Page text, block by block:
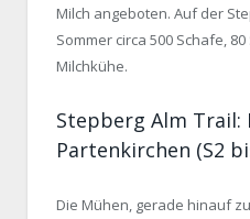
Milch angeboten. Auf der
Sommer circa 500 Schafe,
Milchkühe.
Stepberg Alm Trail:
Partenkirchen (S2
Die Mühen, gerade hinauf